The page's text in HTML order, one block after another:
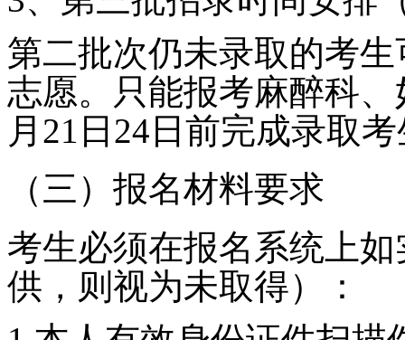
第二批次仍未录取的考生
志愿。只能报考麻醉科
月 21 日 24 日前完成录取
（三）报名材料要求
考生必须在报名系统上
供，则视为未取得）：